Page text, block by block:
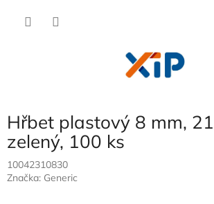
Hřbet plastový 8 mm,
zelený, 100 ks
10042310830
Značka: Generic